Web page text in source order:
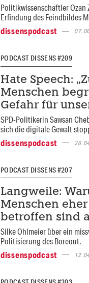
Politikwissenschaftler Ozan
Erfindung des Feindbildes
dissenspodcast
PODCAST DISSENS #209
Hate Speech:
Menschen
Gefahr für
SPD-Politikerin Sawsan
sich die digitale Gewalt
dissenspodcast
PODCAST DISSENS #207
Langweile:
Menschen
betroffen sind
Silke Ohlmeier über ein
Politisierung des Boreout.
dissenspodcast